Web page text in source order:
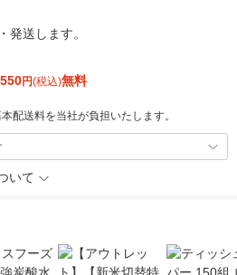
発送します。
550円(税込)無料
配送料を当社が負担いたします。
いて